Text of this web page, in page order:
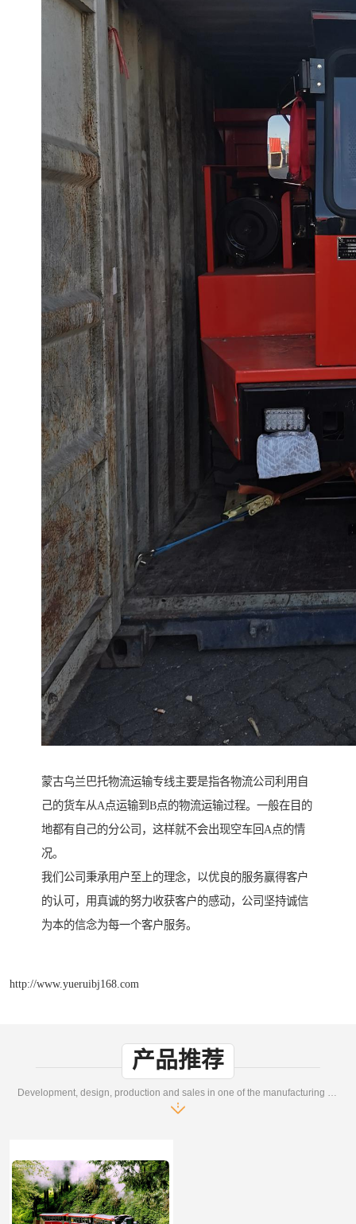
蒙古乌兰巴托物流运输专线主要是指各物流公司利用自
己的货车从A点运输到B点的物流运输过程。一般在目的
地都有自己的分公司，这样就不会出现空车回A点的情
况。
我们公司秉承用户至上的理念，以优良的服务赢得客户
的认可，用真诚的努力收获客户的感动，公司坚持诚信
为本的信念为每一个客户服务。
http://www.yueruibj168.com
产品推荐
Development, design, production and sales in one of the manufacturing enterprises